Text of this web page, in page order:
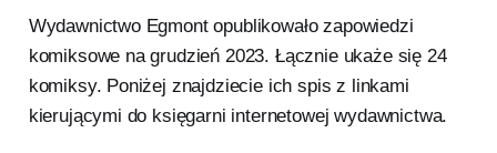
Wydawnictwo Egmont opublikowało zapowiedzi
komiksowe na grudzień 2023. Łącznie ukaże się 24
komiksy. Poniżej znajdziecie ich spis z linkami
kierującymi do księgarni internetowej wydawnictwa.